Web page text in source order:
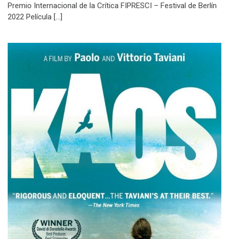
Premio Internacional de la Crítica FIPRESCI – Festival de Berlín
2022 Película […]